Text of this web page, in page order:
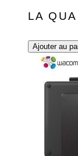
LA
Ajouter au